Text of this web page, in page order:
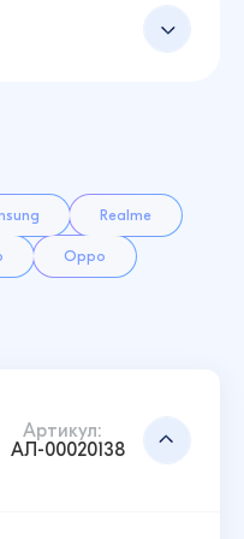
Realme
Oppo
Артикул:
АЛ-00020138